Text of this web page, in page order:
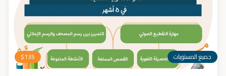
جميع المستويات $135